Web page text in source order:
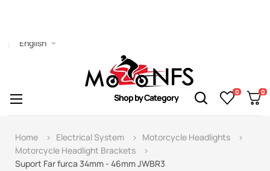
Shop by Category 0 0
Toggle
navigation
☰
English
Home Electrical System
Motorcycle Headlights
Motorcycle Headlight Brackets
Suport Far furca 34mm - 46mm JWBR3